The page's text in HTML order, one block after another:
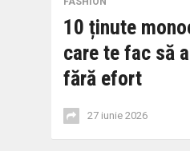
10 ținute
care te fac să
fără efort
27 iunie 2026